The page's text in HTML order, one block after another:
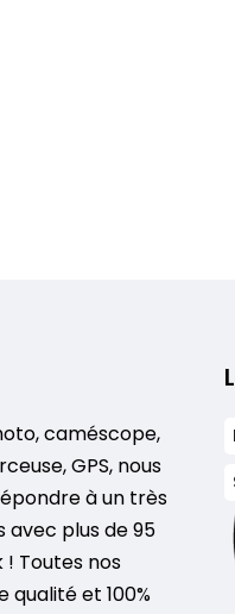
caméscope,
GPS, nous
à un très
avec plus de 95
Toutes nos
qualité et 100%